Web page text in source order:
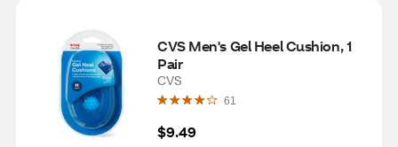
CVS Men's Gel Heel Cushion, 1
Pair
CVS
61
$9.49